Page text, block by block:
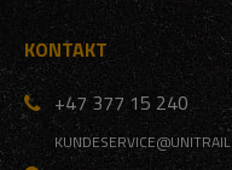
KONTAKT
+47 377 15 240